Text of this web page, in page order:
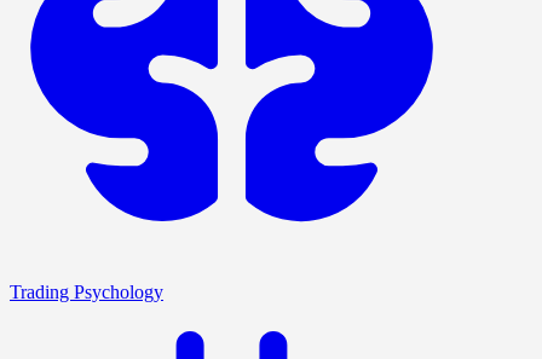
Trading Psychology